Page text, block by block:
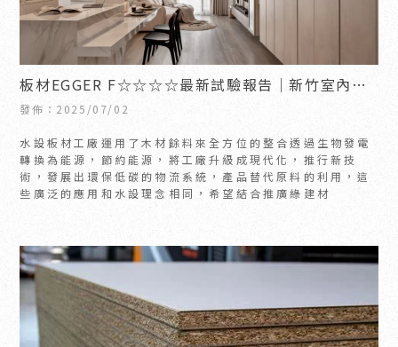
板材EGGER F☆☆☆☆最新試驗報告｜新竹室內裝
潢推薦｜竹北室內裝潢推薦
發佈：2025/07/02
水設板材工廠運用了木材餘料來全方位的整合透過生物發電
轉換為能源，節約能源，將工廠升級成現代化，推行新技
術，發展出環保低碳的物流系統，產品替代原料的利用，這
些廣泛的應用和水設理念相同，希望結合推廣綠建材